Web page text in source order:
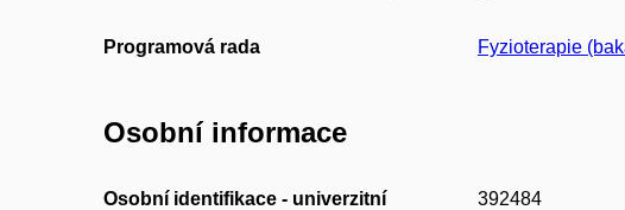
Programová rada Fyzioterapie
Osobní informace
Osobní identifikace - univerzitní
392484